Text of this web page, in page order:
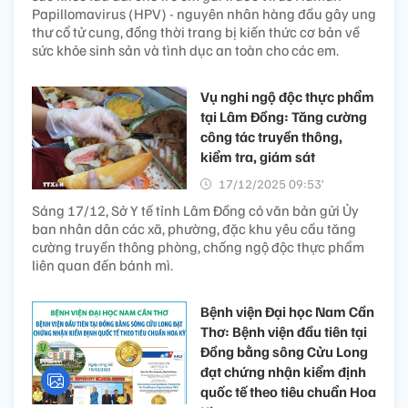
Papillomavirus (HPV) - nguyên nhân hàng đầu gây ung
thư cổ tử cung, đồng thời trang bị kiến thức cơ bản về
sức khỏe sinh sản và tình dục an toàn cho các em.
Vụ nghi ngộ độc thực phẩm
tại Lâm Đồng: Tăng cường
công tác truyền thông,
kiểm tra, giám sát
17/12/2025 09:53’
Sáng 17/12, Sở Y tế tỉnh Lâm Đồng có văn bản gửi Ủy
ban nhân dân các xã, phường, đặc khu yêu cầu tăng
cường truyền thông phòng, chống ngộ độc thực phẩm
liên quan đến bánh mì.
Bệnh viện Đại học Nam Cần
Thơ: Bệnh viện đầu tiên tại
Đồng bằng sông Cửu Long
đạt chứng nhận kiểm định
quốc tế theo tiêu chuẩn Hoa